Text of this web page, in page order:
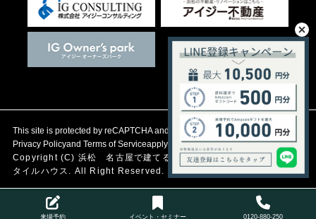
This site is protected by reCAPTCHA and the Google
Privacy Policyand Terms of Serviceapply.
Copyright (C) 浜松 名古屋で建てる自然素材の注文住宅アイジース
タイルハウス. All Right Reserved.
来場予約 イベント・セミナー 0120-880-250